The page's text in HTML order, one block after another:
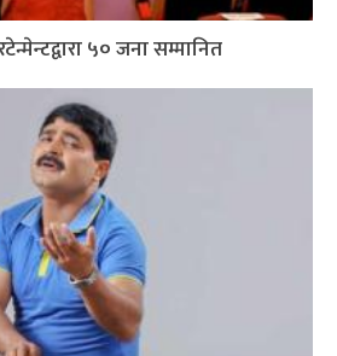
५० जना सम्मानित